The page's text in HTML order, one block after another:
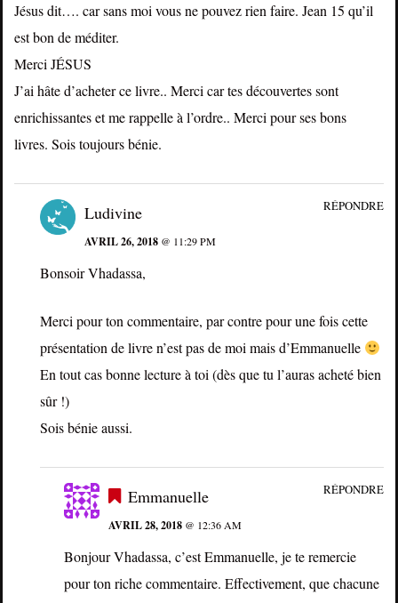
Jésus dit…. car sans moi vous ne pouvez rien faire. Jean 15 qu’il
est bon de méditer.
Merci JÉSUS
J’ai hâte d’acheter ce livre.. Merci car tes découvertes sont
enrichissantes et me rappelle à l’ordre.. Merci pour ses bons
livres. Sois toujours bénie.
Ludivine
AVRIL 26, 2018 @ 11:29 PM
Bonsoir Vhadassa,
Merci pour ton commentaire, par contre pour une fois cette
présentation de livre n’est pas de moi mais d’Emmanuelle
En tout cas bonne lecture à toi (dès que tu l’auras acheté bien
sûr !)
Sois bénie aussi.
RÉPONDRE
Emmanuelle
AVRIL 28, 2018 @ 12:36 AM
Bonjour Vhadassa, c’est Emmanuelle, je te remercie
pour ton riche commentaire. Effectivement, que chacune
RÉPONDRE